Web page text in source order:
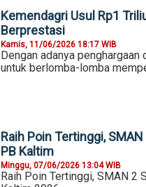
Kemendagri Usul Rp1
Berprestasi
Kamis, 11/06/2026 18:17 WIB
Dengan adanya
untuk berlomba-lomba
Raih Poin Tertinggi,
PB Kaltim
Minggu, 07/06/2026 13:04 WIB
Raih Poin Tertinggi, SMAN 2